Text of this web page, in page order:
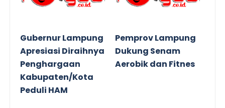
Gubernur Lampung
Apresiasi Diraihnya
Penghargaan
Kabupaten/Kota
Peduli HAM
Pemprov Lampung
Dukung Senam
Aerobik dan Fitnes